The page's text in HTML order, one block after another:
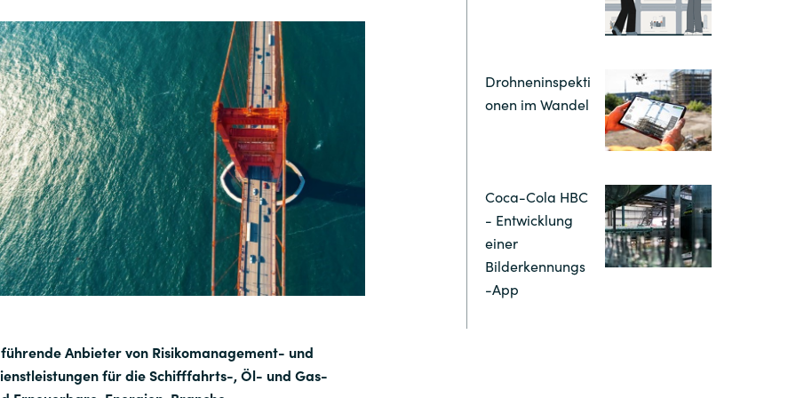
India
Kuwait
Latvia
Malaysia
Norway
Oman
Poland
Portugal
Singapore
Anbieter von Risikomanagement- und
für die Schifffahrts-, Öl- und Gas-
Drohneninspekti
onen im Wandel
Coca-Cola HBC
- Entwicklung
einer
Bilderkennungs
-App